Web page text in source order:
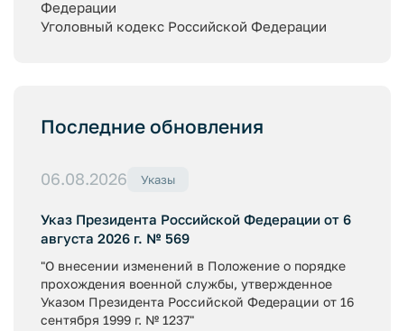
Федерации
Уголовный кодекс Российской Федерации
Последние обновления
06.08.2026 Указы
Указ Президента Российской Федерации от 6
августа 2026 г. № 569
"О внесении изменений в Положение о порядке
прохождения военной службы, утвержденное
Указом Президента Российской Федерации от 16
сентября 1999 г. № 1237"